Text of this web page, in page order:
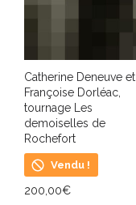
Catherine Deneuve et
Françoise Dorléac,
tournage Les
demoiselles de
Rochefort
Vendu !
200,00€